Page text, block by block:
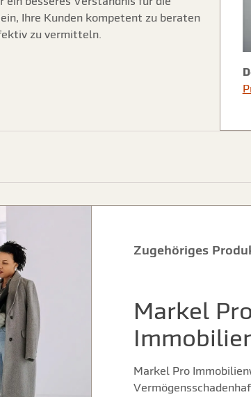
Ihre Kunden kompetent zu beraten
zu vermitteln.
Zugehöriges
Markel Pro
Markel Pro